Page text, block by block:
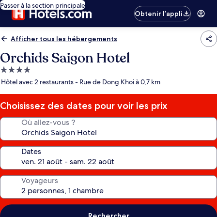
Passer à la section principale
Obtenir l’appli
Afficher tous les hébergements
Orchids Saigon Hotel
Hébergement
4.0 étoiles
Hôtel avec 2 restaurants - Rue de Dong Khoi à 0,7 km
Choisissez des dates pour voir les prix
Où allez-vous ?
Dates
Voyageurs